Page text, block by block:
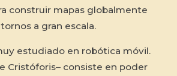
construir mapas globalmente
a gran escala.
estudiado en robótica móvil.
Cristóforis– consiste en poder